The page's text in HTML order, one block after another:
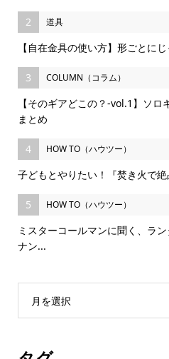
2 道具
【自在金具の使い方】形ごとに
3 COLUMN（コラム）
【そのギアどこの？-vol.1】ソ
まとめ
4 HOW TO（ハウツー）
子どもとやりたい！『焚き火で
5 HOW TO（ハウツー）
ミスターコールマンに聞く、ラ
ナン...
月を選択